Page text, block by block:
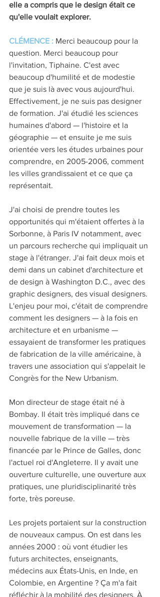
elle a compris que le design était ce
qu'elle voulait explorer.
CLÉMENCE : Merci beaucoup pour la
question. Merci beaucoup pour
l'invitation, Tiphaine. C'est avec
beaucoup d'humilité et de modestie
que je suis là avec vous aujourd'hui.
Effectivement, je ne suis pas designer
de formation. J'ai étudié les sciences
humaines d'abord — l'histoire et la
géographie — et ensuite je me suis
orientée vers les études urbaines pour
comprendre, en 2005-2006, comment
les villes grandissaient et ce que ça
représentait.
J'ai choisi de prendre toutes les
opportunités qui m'étaient offertes à la
Sorbonne, à Paris IV notamment, avec
un parcours recherche qui impliquait un
stage à l'étranger. J'ai fait deux mois et
demi dans un cabinet d'architecture et
de design à Washington D.C., avec des
graphic designers, des visual designers.
L'enjeu pour moi, c'était de comprendre
comment les designers — à la fois en
architecture et en urbanisme —
essayaient de transformer les pratiques
de fabrication de la ville américaine, à
travers une association qui s'appelait le
Congrès for the New Urbanism.
Mon directeur de stage était né à
Bombay. Il était très impliqué dans ce
mouvement de transformation — la
nouvelle fabrique de la ville — très
financée par le Prince de Galles, donc
l'actuel roi d'Angleterre. Il y avait une
ouverture culturelle, une ouverture aux
pratiques, une pluridisciplinarité très
forte, très poreuse.
Les projets portaient sur la construction
de nouveaux campus. On est dans les
années 2000 : où vont étudier les
futurs architectes, enseignants,
médecins aux États-Unis, en Inde, en
Colombie, en Argentine ? Ça m'a fait
réfléchir à la mobilité des designers. À